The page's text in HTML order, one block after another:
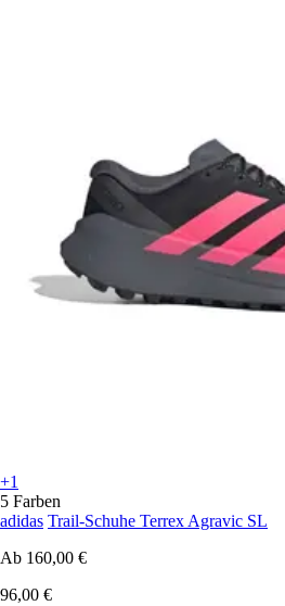
+1
5 Farben
adidas Trail-Schuhe Terrex Agravic SL
Ab 160,00 €
96,00 €